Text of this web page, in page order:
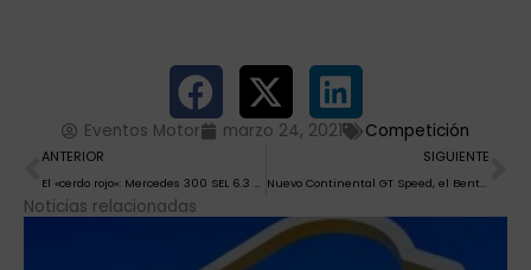
Eventos Motor marzo 24, 2021 Competición
Ant
ANTERIOR
El «cerdo rojo»: Mercedes 300 SEL 6.3 AMG réplica
SIGUIENTE
Nuevo Continental GT Speed, el Bentley más dinámico
Noticias relacionadas